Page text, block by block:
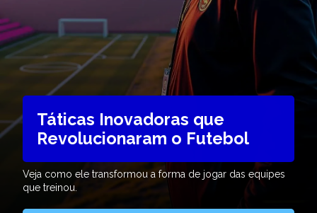
Táticas Inovadoras que
Revolucionaram o Futebol
Veja como ele transformou a forma de jogar das equipes
que treinou.